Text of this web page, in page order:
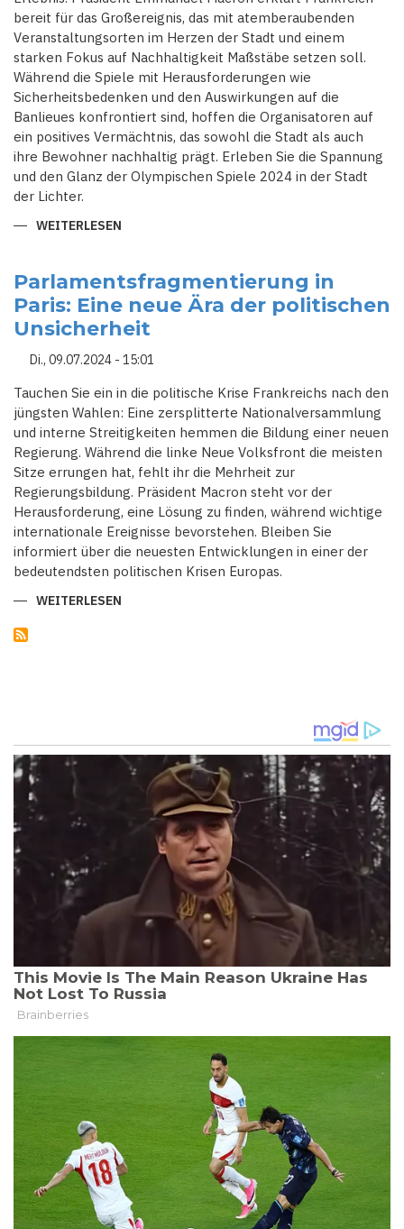
bereit für das Großereignis, das mit atemberaubenden
Veranstaltungsorten im Herzen der Stadt und einem
starken Fokus auf Nachhaltigkeit Maßstäbe setzen soll.
Während die Spiele mit Herausforderungen wie
Sicherheitsbedenken und den Auswirkungen auf die
Banlieues konfrontiert sind, hoffen die Organisatoren auf
ein positives Vermächtnis, das sowohl die Stadt als auch
ihre Bewohner nachhaltig prägt. Erleben Sie die Spannung
und den Glanz der Olympischen Spiele 2024 in der Stadt
der Lichter.
WEITERLESEN
VON
PARIS:
EIN
EINZIGARTIGES
OLYMPISCHES
ERLEBNIS
Parlamentsfragmentierung in
Paris: Eine neue Ära der politischen
Unsicherheit
Di., 09.07.2024 - 15:01
Tauchen Sie ein in die politische Krise Frankreichs nach den
jüngsten Wahlen: Eine zersplitterte Nationalversammlung
und interne Streitigkeiten hemmen die Bildung einer neuen
Regierung. Während die linke Neue Volksfront die meisten
Sitze errungen hat, fehlt ihr die Mehrheit zur
Regierungsbildung. Präsident Macron steht vor der
Herausforderung, eine Lösung zu finden, während wichtige
internationale Ereignisse bevorstehen. Bleiben Sie
informiert über die neuesten Entwicklungen in einer der
bedeutendsten politischen Krisen Europas.
WEITERLESEN